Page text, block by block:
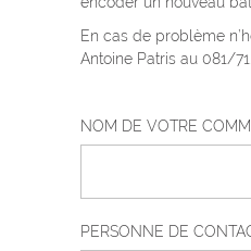
En cas de problème
Antoine Patris au 081/
NOM DE VOTRE
PERSONNE DE